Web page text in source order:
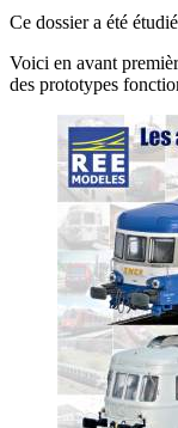
Ce dossier a été
Voici en avant
des prototypes